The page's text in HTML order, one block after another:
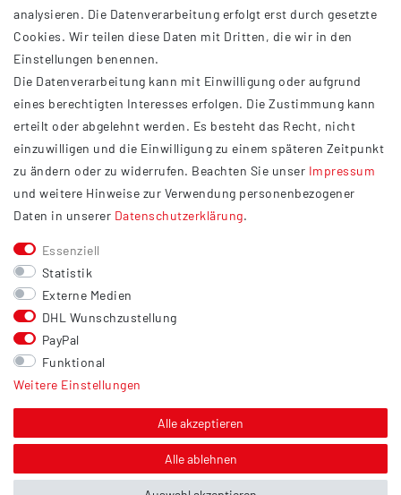
INFORMATIONEN
AGB
Impressum
Datenschutzerklärung
Widerrufsrecht
Barrierefreiheit
Service
Kontakt
Versand
Zahlung
Vertrag widerrufen
Sonstiges
Hinweis zur Entsorgung von Altbatterien & Altöl
Über uns
analysieren. Die Datenverarbeitung erfolgt erst durch gesetzte
Cookies. Wir teilen diese Daten mit Dritten, die wir in den
Einstellungen benennen.
Die Datenverarbeitung kann mit Einwilligung oder aufgrund
eines berechtigten Interesses erfolgen. Die Zustimmung kann
erteilt oder abgelehnt werden. Es besteht das Recht, nicht
einzuwilligen und die Einwilligung zu einem späteren Zeitpunkt
zu ändern oder zu widerrufen. Beachten Sie unser Impressum
und weitere Hinweise zur Verwendung personenbezogener
Daten in unserer Daten­schutz­erklärung.
Essenziell
Statistik
Externe Medien
DHL Wunschzustellung
PayPal
Funktional
Weitere Einstellungen
Alle akzeptieren
Alle ablehnen